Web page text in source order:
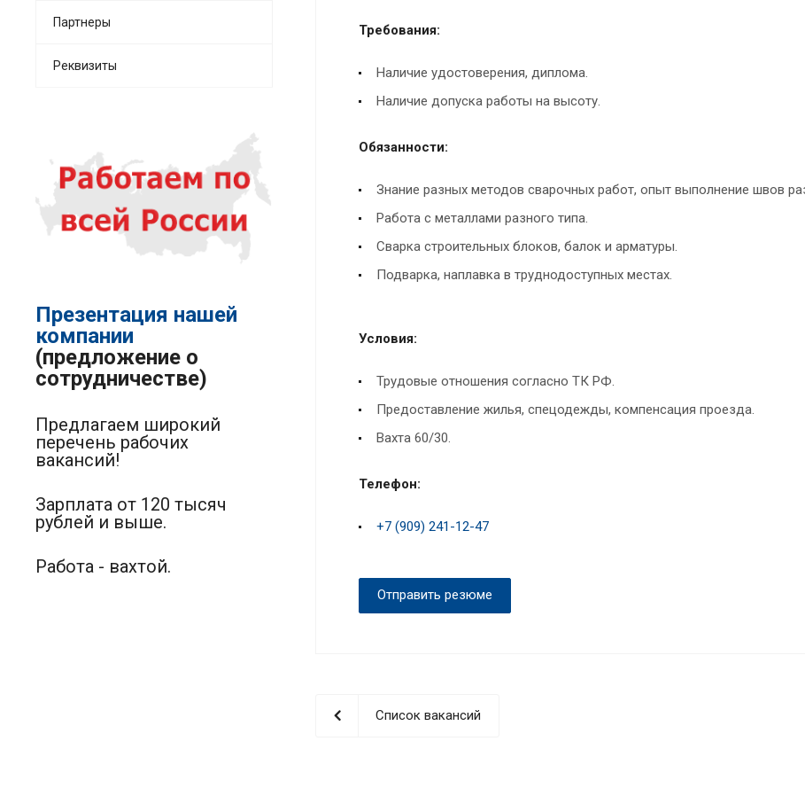
Требования:
Наличие удостоверения, диплома.
Наличие допуска работы на высоту.
Обязанности:
Знание разных методов сварочных работ, опыт выполнение швов
Работа с металлами разного типа.
Сварка строительных блоков, балок и арматуры.
Подварка, наплавка в труднодоступных местах.
Условия:
Трудовые отношения согласно ТК РФ.
Предоставление жилья, спецодежды, компенсация проезда.
Вахта 60/30.
Телефон:
+7 (909) 241-12-47
Отправить резюме
Список вакансий
Партнеры
Реквизиты
Презентация нашей
компании
(предложение о
сотрудничестве)
Предлагаем широкий
перечень рабочих
вакансий!
Зарплата от 120 тысяч
рублей и выше.
Работа - вахтой.